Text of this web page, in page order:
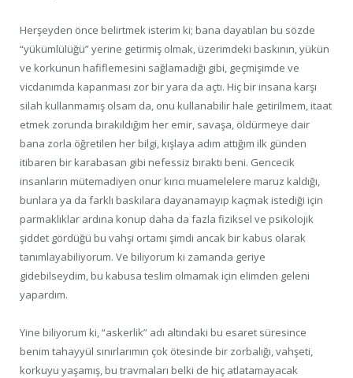
Herşeyden önce belirtmek isterim ki; bana dayatılan bu sözde
“yükümlülüğü” yerine getirmiş olmak, üzerimdeki baskının, yükün
ve korkunun hafiflemesini sağlamadığı gibi, geçmişimde ve
vicdanımda kapanması zor bir yara da açtı. Hiç bir insana karşı
silah kullanmamış olsam da, onu kullanabilir hale getirilmem, itaat
etmek zorunda bırakıldığım her emir, savaşa, öldürmeye dair
bana zorla öğretilen her bilgi, kışlaya adım attığım ilk günden
itibaren bir karabasan gibi nefessiz bıraktı beni. Gencecik
insanların mütemadiyen onur kırıcı muamelelere maruz kaldığı,
bunlara ya da farklı baskılara dayanamayıp kaçmak istediği için
parmaklıklar ardına konup daha da fazla fiziksel ve psikolojik
şiddet gördüğü bu vahşi ortamı şimdi ancak bir kabus olarak
tanımlayabiliyorum. Ve biliyorum ki zamanda geriye
gidebilseydim, bu kabusa teslim olmamak için elimden geleni
yapardım.
Yine biliyorum ki, “askerlik” adı altındaki bu esaret süresince
benim tahayyül sınırlarımın çok ötesinde bir zorbalığı, vahşeti,
korkuyu yaşamış, bu travmaları belki de hiç atlatamayacak